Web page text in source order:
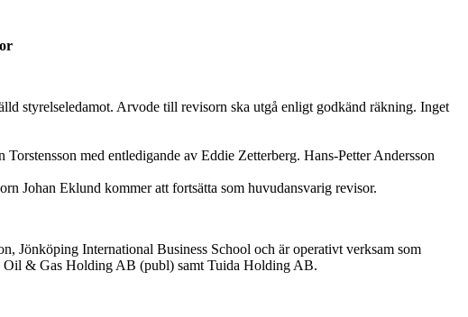
styrelseledamot. Arvode till revisorn ska utgå enligt godkänd räkning. Inget
med entledigande av Eddie Zetterberg. Hans-Petter Andersson
Johan Eklund kommer att fortsätta som huvudansvarig revisor.
Jönköping International Business School och är operativt verksam som
Oil & Gas Holding AB (publ) samt Tuida Holding AB.